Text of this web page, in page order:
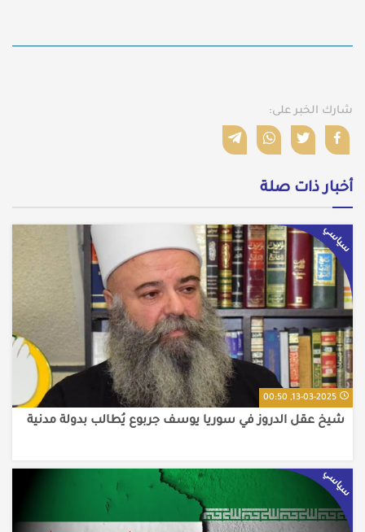
شارك الخبر على:
أخبار ذات صلة
سياسي
13-03-2025, 00:50
شيخ عقل الدروز في سوريا يوسف جربوع يُطالب بدولة مدنية
سياسي